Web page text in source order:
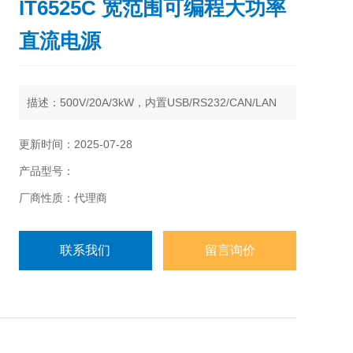
IT6525C 宽范围可编程大功率
直流电源
描述： 500V/20A/3kW，内置USB/RS232/CAN/LAN
更新时间：2025-07-28
产品型号：
厂商性质：代理商
联系我们 留言询价